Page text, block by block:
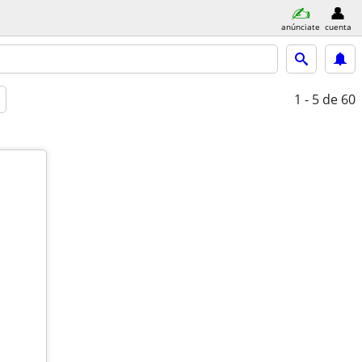
anúnciate cuenta
1 - 5 de 60